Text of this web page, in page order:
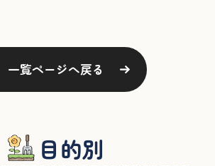
目的別
一覧ページへ戻る